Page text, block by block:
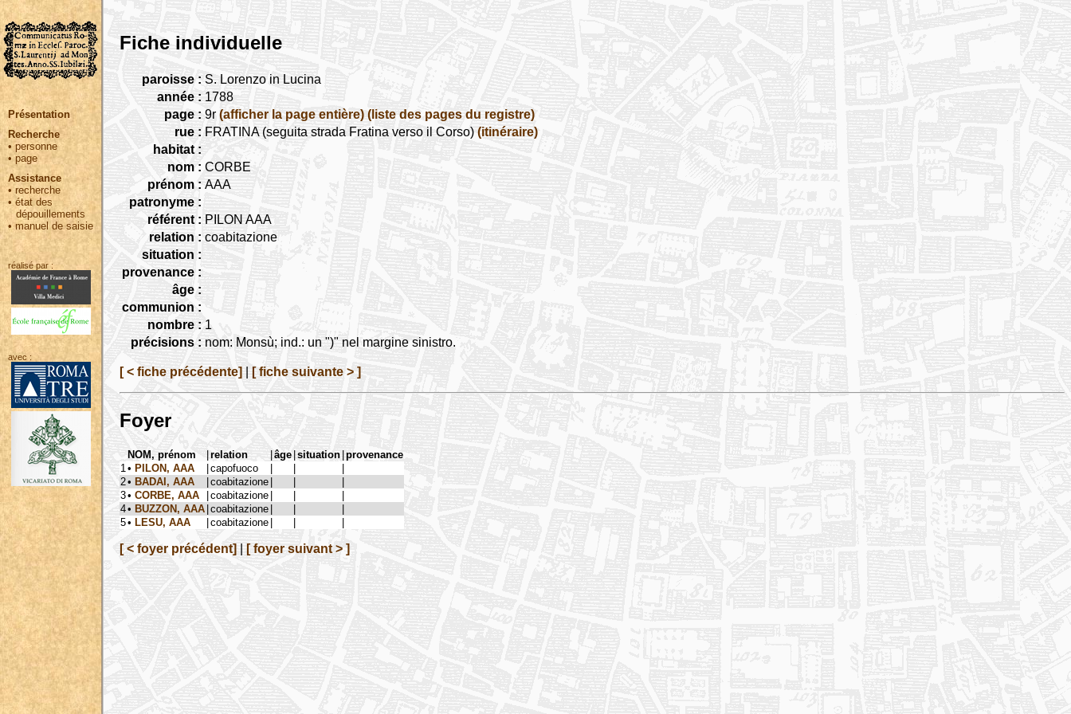
Présentation
Recherche
• personne
•page
Assistance
• recherche
•état des
dépouillements
•manuel de saisie
réalisé par :
avec :
Fiche individuelle
paroisse : S. Lorenzo in Lucina
année : 1788
page : 9r (afficher la page entière) (liste des pages du registre)
rue : FRATINA (seguita strada Fratina verso il Corso) (itinéraire)
habitat :
nom : CORBE
prénom : AAA
patronyme :
référent : PILON AAA
relation : coabitazione
situation :
provenance :
âge :
communion :
nombre : 1
précisions : nom: Monsù; ind.: un ")" nel margine sinistro.
[ < fiche précédente] [ fiche suivante > ]
Foyer
NOM, prénom |relation |âge |situation |provenance
1 • PILON, AAA |capofuoco | |
|
2• BADAI, AAA |coabitazione | |
|
3• CORBE, AAA |coabitazione | |
|
4• BUZZON, AAA |coabitazione | |
|
5• LESU, AAA |coabitazione | | |
[ < foyer précédent] [ foyer suivant > ]